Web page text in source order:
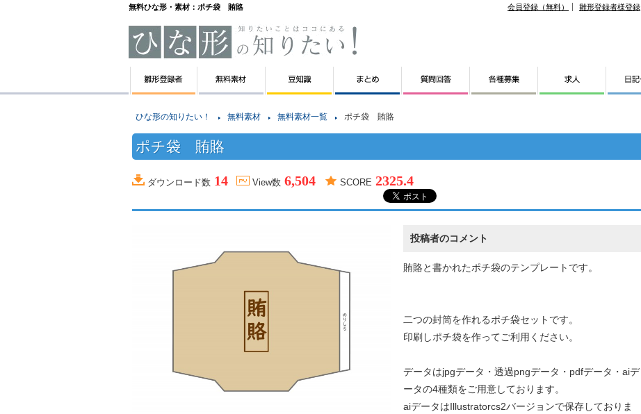
無料ひな形・素材：ポチ袋 賄賂 会員登録（無料） 雛形登録者様登録
ひな形の知りたい！ 無料素材 無料素材一覧 ポチ袋 賄賂
ポチ袋 賄賂
ダウンロード数 14 View数 6,504 SCORE 2325.4
投稿者のコメント
賄賂と書かれたポチ袋のテンプレートです。
二つの封筒を作れるポチ袋セットです。
印刷しポチ袋を作ってご利用ください。
データはjpgデータ・透過pngデータ・pdfデータ・aiデ
ータの4種類をご用意しております。
aiデータはIllustratorcs2バージョンで保存しておりま